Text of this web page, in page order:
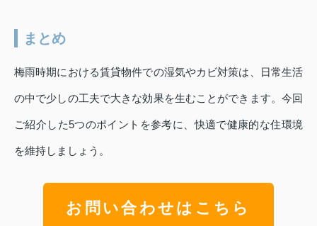
まとめ
梅雨時期における賃貸物件での湿気やカビ対策は、日常生活
の中で少しの工夫で大きな効果を生むことができます。今回
ご紹介した5つのポイントを参考に、快適で健康的な住環境
を維持しましょう。
お問い合わせはこちら